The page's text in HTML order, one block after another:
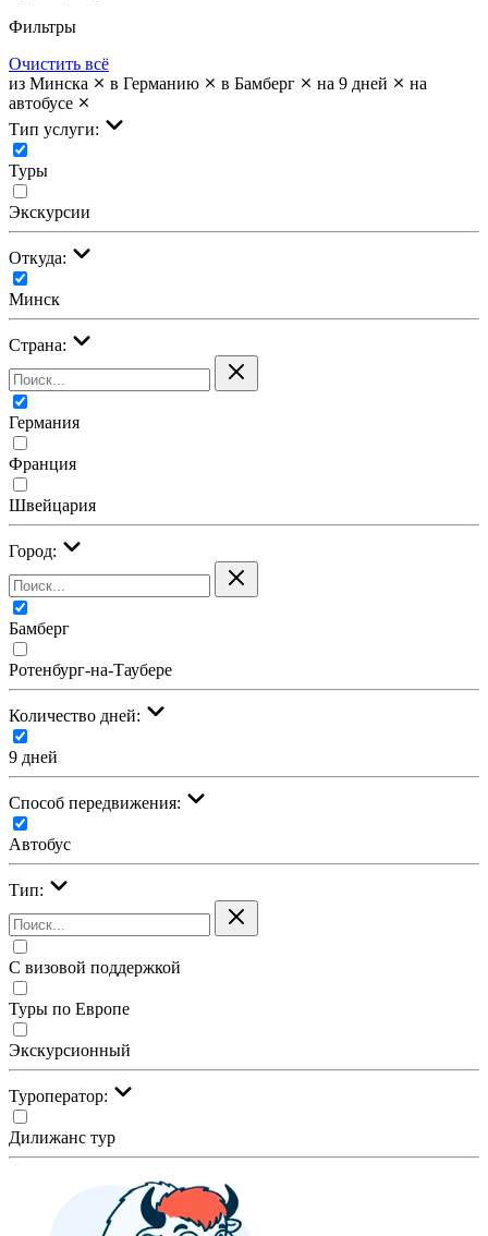
Фильтры
Очистить всё
из Минска
в Германию в Бамберг на 9 дней
на
автобусе
Тип услуги:
Туры
Экскурсии
Откуда:
Минск
Страна:
Германия
Франция
Швейцария
Город:
Бамберг
Ротенбург-на-Таубере
Количество дней:
9 дней
Cпособ передвижения:
Автобус
Тип:
С визовой поддержкой
Туры по Европе
Экскурсионный
Туроператор:
Дилижанс тур